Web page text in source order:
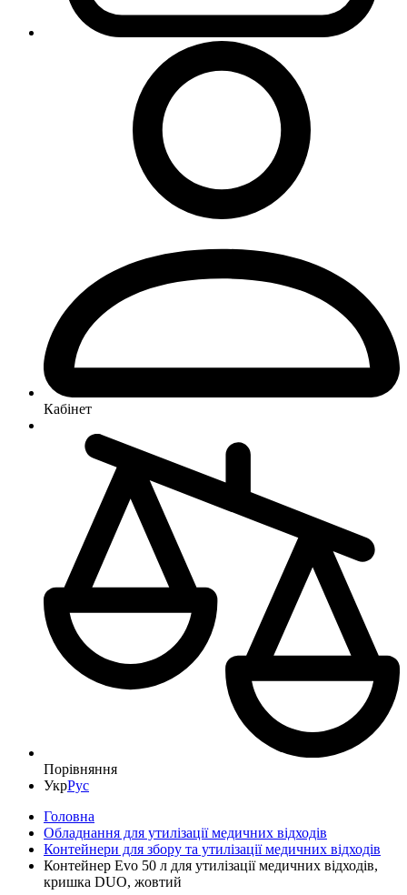
Кабінет
Порівняння
УкрРус
Головна
Обладнання для утилізації медичних відходів
Контейнери для збору та утилізації медичних відходів
Контейнер Evo 50 л для утилізації медичних відходів,
кришка DUO, жовтий